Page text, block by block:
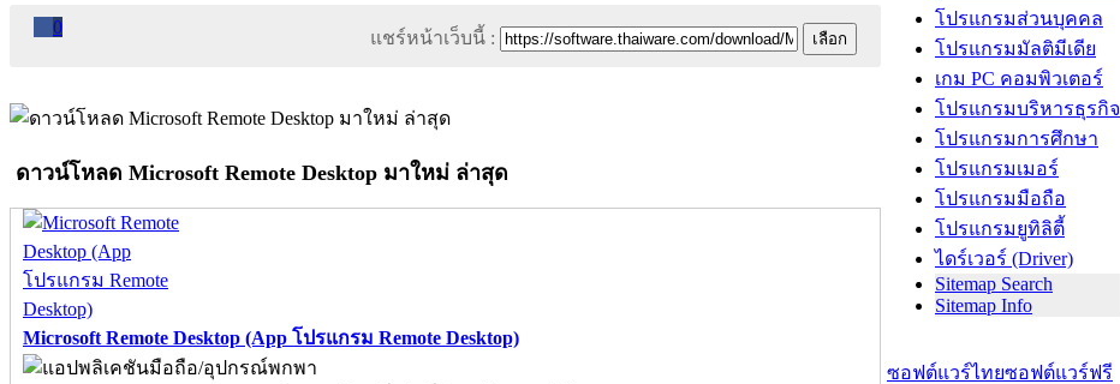
0
แชร์หน้าเว็บนี้ :
ดาวน์โหลด Microsoft Remote Desktop มาใหม่ ล่าสุด
Microsoft Remote Desktop (App โปรแกรม Remote Desktop)
โปรแกรมส่วนบุคคล
โปรแกรมมัลติมีเดีย
เกม PC คอมพิวเตอร์
โปรแกรมบริหารธุรกิจ
โปรแกรมการศึกษา
โปรแกรมเมอร์
โปรแกรมมือถือ
โปรแกรมยูทิลิตี้
ไดร์เวอร์ (Driver)
Sitemap Search
Sitemap Info
ซอฟต์แวร์ไทยซอฟต์แวร์ฟรี